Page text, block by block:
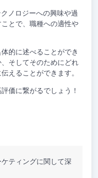
ノロジーへの興味や過
とで、職種への適性や
的に述べることができ
そしてそのためにどれ
えることができます。
価に繋がるでしょう！
ティングに関して深